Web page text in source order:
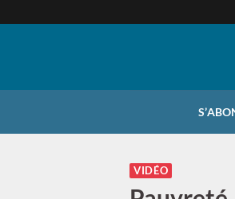
VIDÉO